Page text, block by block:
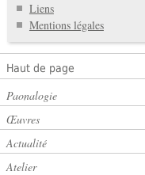
Liens
Mentions légales
Haut de page
Paonalogie
Œuvres
Actualité
Atelier